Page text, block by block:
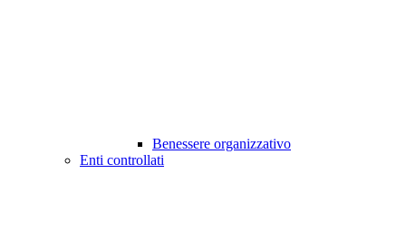
Benessere organizzativo
Enti controllati